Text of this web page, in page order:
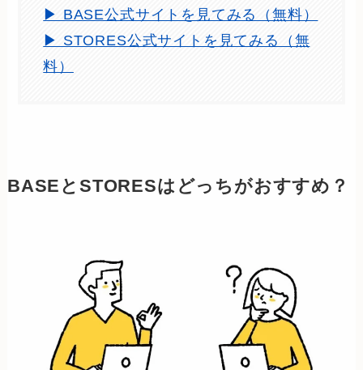
▶ BASE公式サイトを見てみる（無料）
▶ STORES公式サイトを見てみる（無
料）
BASEとSTORESはどっちがおすすめ？